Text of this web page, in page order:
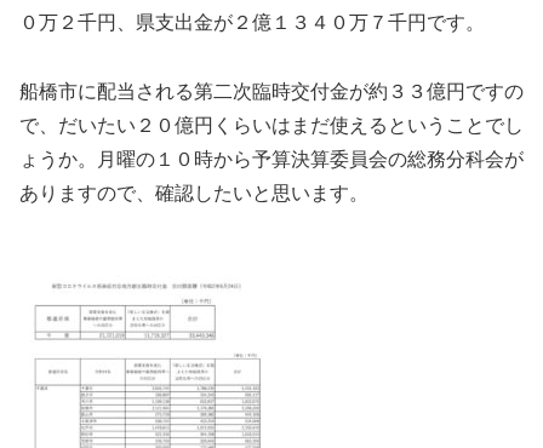
０万２千円、県支出金が２億１３４０万７千円です。
船橋市に配当される第二次臨時交付金が約３３億円ですの
で、だいたい２０億円くらいはまだ使えるということでし
ょうか。月曜の１０時から予算決算委員会の総務分科会が
ありますので、確認したいと思います。